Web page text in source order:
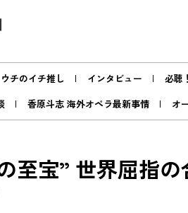
ウチのイチ推し インタビュー 必聴！
香原斗志 海外オペラ最新事情 オ
至宝” 世界屈指